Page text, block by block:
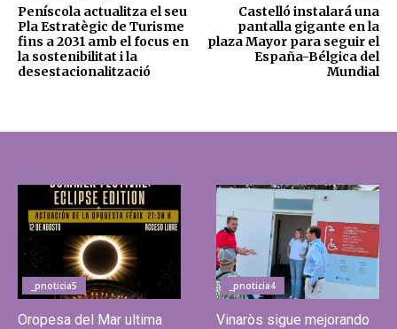
Peníscola actualitza el seu
Pla Estratègic de Turisme
fins a 2031 amb el focus en
la sostenibilitat i la
desestacionalització
Castelló instalará una
pantalla gigante en la
plaza Mayor para seguir el
España-Bélgica del
Mundial
_pnoticia5
Oropesa del Mar ultima
_pnoticia4
Vinaròs sigue mejorando